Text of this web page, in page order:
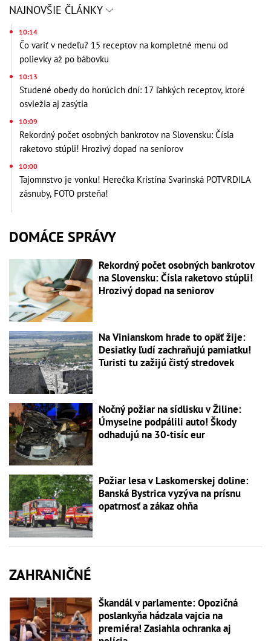
NAJNOVŠIE ČLÁNKY
10:14
Čo variť v nedeľu? 15 receptov na kompletné menu od
polievky až po bábovku
10:13
Studené obedy do horúcich dní: 17 ľahkých receptov, ktoré
osviežia aj zasýtia
10:09
Rekordný počet osobných bankrotov na Slovensku: Čísla
raketovo stúpli! Hrozivý dopad na seniorov
10:00
Tajomnstvo je vonku! Herečka Kristína Svarinská POTVRDILA
zásnuby, FOTO prsteňa!
DOMÁCE SPRÁVY
Rekordný počet osobných bankrotov
na Slovensku: Čísla raketovo stúpli!
Hrozivý dopad na seniorov
Na Vinianskom hrade to opäť žije:
Desiatky ľudí zachraňujú pamiatku!
Turisti tu zažijú čistý stredovek
Nočný požiar na sídlisku v Žiline:
Úmyselne podpálili auto! Škody
odhadujú na 30-tisíc eur
Požiar lesa v Laskomerskej doline:
Banská Bystrica vyzýva na prísnu
opatrnosť a zákaz ohňa
ZAHRANIČNÉ
Škandál v parlamente: Opozičná
poslankyňa hádzala vajcia na
premiéra! Zasiahla ochranka aj